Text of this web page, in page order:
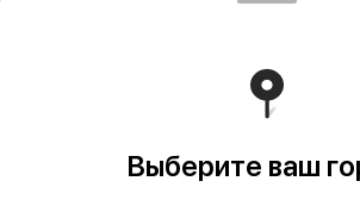
Работает на эффективном ядре
Выберите ваш